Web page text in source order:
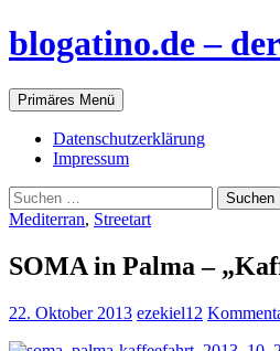
blogatino.de –
Suchen
Primäres Menü Zum
Inhalt
springen
Datenschutzerklärung
Impressum
Suchen
nach:
Mediterran, Streetart
SOMA in Palma –
22. Oktober 2013 ezekiel12